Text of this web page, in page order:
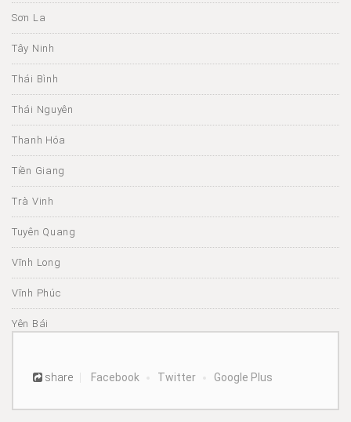
Sơn La
Tây Ninh
Thái Bình
Thái Nguyên
Thanh Hóa
Tiền Giang
Trà Vinh
Tuyên Quang
Vĩnh Long
Vĩnh Phúc
Yên Bái
share Facebook Twitter Google Plus